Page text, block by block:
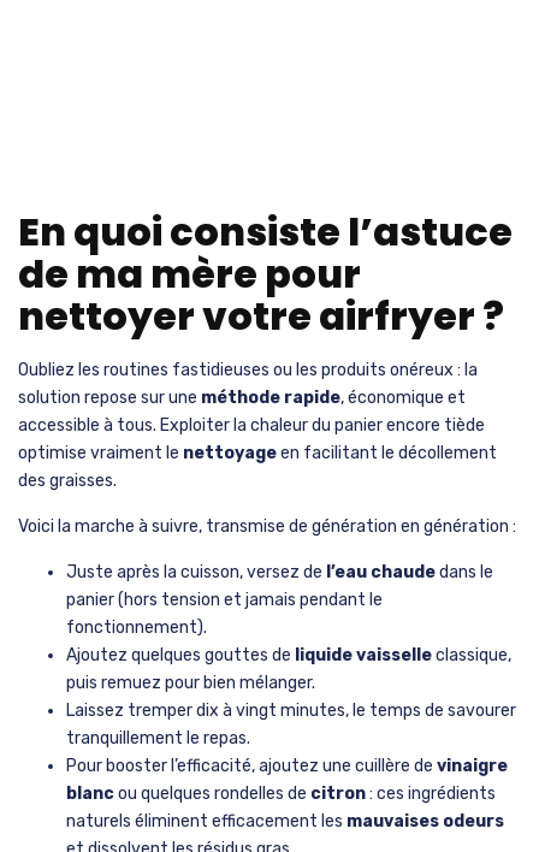
En quoi consiste l’astuce
de ma mère pour
nettoyer votre airfryer ?
Oubliez les routines fastidieuses ou les produits onéreux : la
solution repose sur une méthode rapide, économique et
accessible à tous. Exploiter la chaleur du panier encore tiède
optimise vraiment le nettoyageen facilitant le décollement
des graisses.
Voici la marche à suivre, transmise de génération en génération :
Juste après la cuisson, versez de l’eau chaudedans le
panier (hors tension et jamais pendant le
fonctionnement).
Ajoutez quelques gouttes de liquide vaisselleclassique,
puis remuez pour bien mélanger.
Laissez tremper dix à vingt minutes, le temps de savourer
tranquillement le repas.
Pour booster l’efficacité, ajoutez une cuillère de vinaigre
blancou quelques rondelles de citron: ces ingrédients
naturels éliminent efficacement les mauvaises odeurs